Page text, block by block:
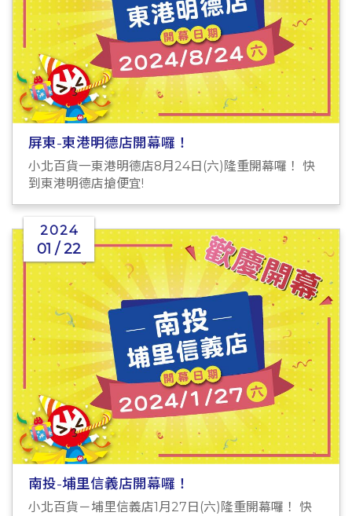
屏東-東港明德店開幕囉！
小北百貨一東港明德店8月24日(六)隆重開幕囉！ 快
到東港明德店搶便宜!
2024
01 / 22
南投-埔里信義店開幕囉！
小北百貨－埔里信義店1月27日(六)隆重開幕囉！ 快